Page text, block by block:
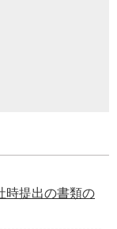
提出の書類の